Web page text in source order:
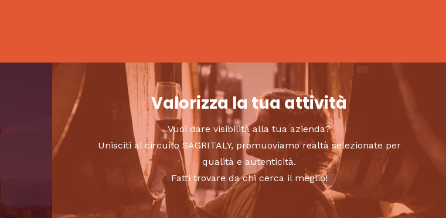
Valorizza la tua attività
Vuoi dare visibilità alla tua azienda?
Unisciti al circuito SAGRITALY, promuoviamo realtà selezionate per
qualità e autenticità.
Fatti trovare da chi cerca il meglio!